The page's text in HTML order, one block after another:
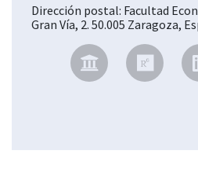
Dirección postal: Facultad
Gran Vía, 2. 50.005 Zaragoza,